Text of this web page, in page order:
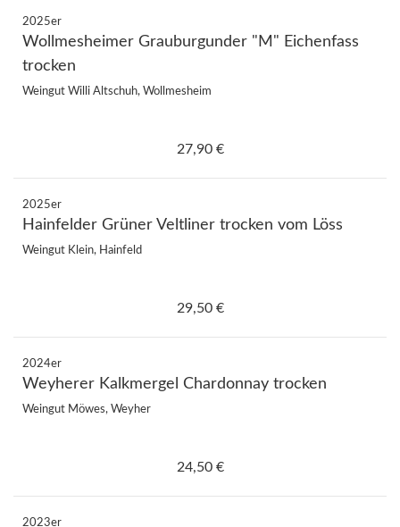
2025er
Wollmesheimer Grauburgunder "M" Eichenfass
trocken
Weingut Willi Altschuh, Wollmesheim
27,90 €
2025er
Hainfelder Grüner Veltliner trocken vom Löss
Weingut Klein, Hainfeld
29,50 €
2024er
Weyherer Kalkmergel Chardonnay trocken
Weingut Möwes, Weyher
24,50 €
2023er